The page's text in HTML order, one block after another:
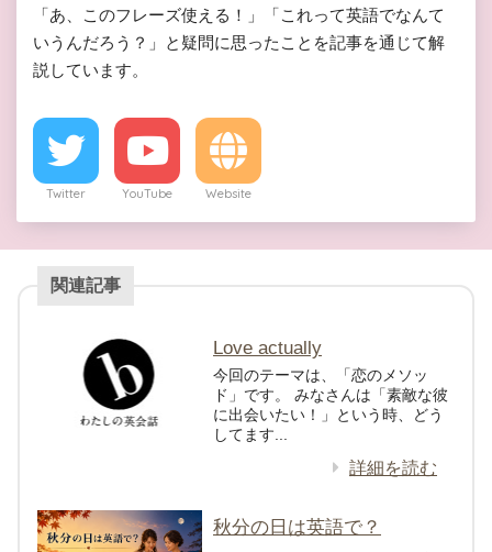
「あ、このフレーズ使える！」「これって英語でなんて
いうんだろう？」と疑問に思ったことを記事を通じて解
説しています。
Twitter YouTube Website
関連記事
Love actually
今回のテーマは、「恋のメソッ
ド」です。 みなさんは「素敵な彼
に出会いたい！」という時、どう
してます...
詳細を読む
秋分の日は英語で？